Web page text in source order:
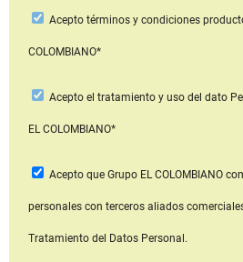
Aceptotérminos y condiciones
COLOMBIANO*
Acepto el tratamiento y uso del dato
EL COLOMBIANO*
Acepto que Grupo EL COLOMBIANO
personales con terceros aliados
Tratamiento del Datos Personal.